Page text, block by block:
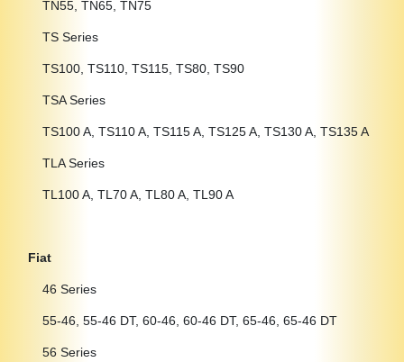
TN55, TN65, TN75
TS Series
TS100, TS110, TS115, TS80, TS90
TSA Series
TS100 A, TS110 A, TS115 A, TS125 A, TS130 A, TS135 A
TLA Series
TL100 A, TL70 A, TL80 A, TL90 A
Fiat
46 Series
55-46, 55-46 DT, 60-46, 60-46 DT, 65-46, 65-46 DT
56 Series